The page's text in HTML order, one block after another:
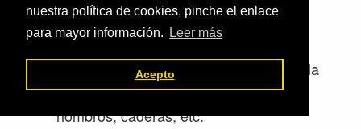
nuestra política de cookies, pinche el enlace
para mayor información.
Leer más
Acepto
Se busca una canción pegadiza de 3-4
min.
Al ritmo de la música se comienza con la
movilidad articular. Tobillos, rodillas,
hombros, caderas, etc.